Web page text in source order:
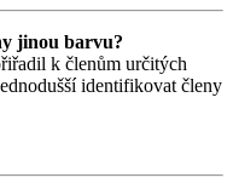
jinou barvu?
k členům určitých
identifikovat členy